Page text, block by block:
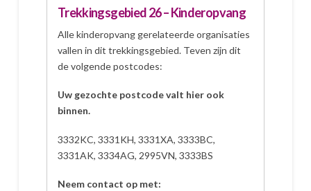
Trekkingsgebied 26 – Kinderopvang
Alle kinderopvang gerelateerde organisaties
vallen in dit trekkingsgebied. Teven zijn dit
de volgende postcodes:
Uw gezochte postcode valt hier ook
binnen.
3332KC, 3331KH, 3331XA, 3333BC,
3331AK, 3334AG, 2995VN, 3333BS
Neem contact op met: